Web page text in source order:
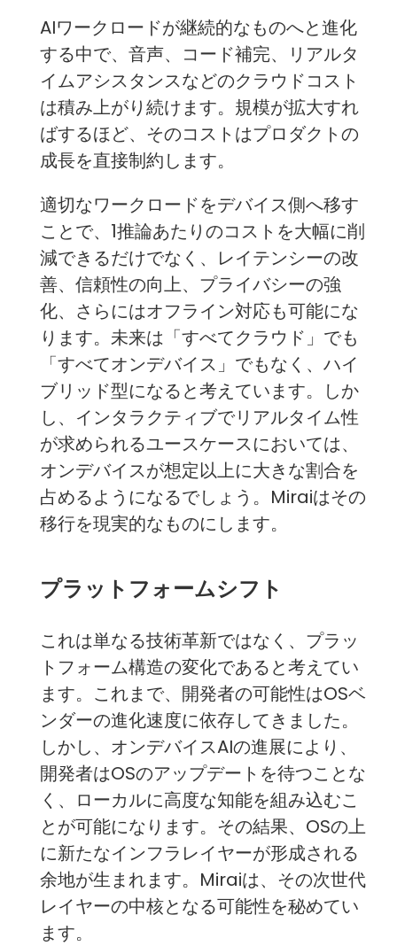
AIワークロードが継続的なものへと進化
する中で、音声、コード補完、リアルタ
イムアシスタンスなどのクラウドコスト
は積み上がり続けます。規模が拡大すれ
ばするほど、そのコストはプロダクトの
成長を直接制約します。
適切なワークロードをデバイス側へ移す
ことで、1推論あたりのコストを大幅に削
減できるだけでなく、レイテンシーの改
善、信頼性の向上、プライバシーの強
化、さらにはオフライン対応も可能にな
ります。未来は「すべてクラウド」でも
「すべてオンデバイス」でもなく、ハイ
ブリッド型になると考えています。しか
し、インタラクティブでリアルタイム性
が求められるユースケースにおいては、
オンデバイスが想定以上に大きな割合を
占めるようになるでしょう。Miraiはその
移行を現実的なものにします。
プラットフォームシフト
これは単なる技術革新ではなく、プラッ
トフォーム構造の変化であると考えてい
ます。これまで、開発者の可能性はOSベ
ンダーの進化速度に依存してきました。
しかし、オンデバイスAIの進展により、
開発者はOSのアップデートを待つことな
く、ローカルに高度な知能を組み込むこ
とが可能になります。その結果、OSの上
に新たなインフラレイヤーが形成される
余地が生まれます。Miraiは、その次世代
レイヤーの中核となる可能性を秘めてい
ます。